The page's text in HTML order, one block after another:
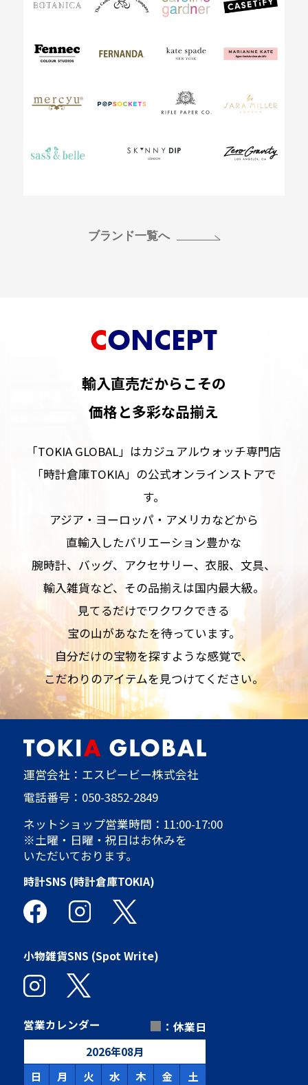
ブランド一覧へ
CONCEPT
輸入直売だからこその
価格と多彩な品揃え
「TOKIA GLOBAL」はカジュアルウォッチ専門店
「時計倉庫TOKIA」の公式オンラインストアで
す。
アジア・ヨーロッパ・アメリカなどから
直輸入したバリエーション豊かな
腕時計、バッグ、アクセサリー、衣服、文具、
輸入雑貨など、その品揃えは国内最大級。
見てるだけでワクワクできる
宝の山があなたを待っています。
自分だけの宝物を探すような感覚で、
こだわりのアイテムを見つけてください。
運営会社：エスピービー株式会社
電話番号： 050-3852-2849
ネットショップ営業時間：11:00-17:00
※土曜・日曜・祝日はお休みを
いただいております。
時計SNS (時計倉庫TOKIA)
小物雑貨SNS (Spot Write)
営業カレンダー ■ ：休業日
2026年08月
日
月 火 水 木 金 土